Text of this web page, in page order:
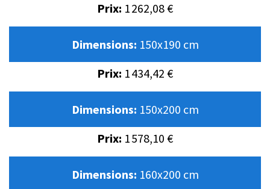
Prix: 1 262,08 €
Dimensions: 150x190 cm
Prix: 1 434,42 €
Dimensions: 150x200 cm
Prix: 1 578,10 €
Dimensions: 160x200 cm